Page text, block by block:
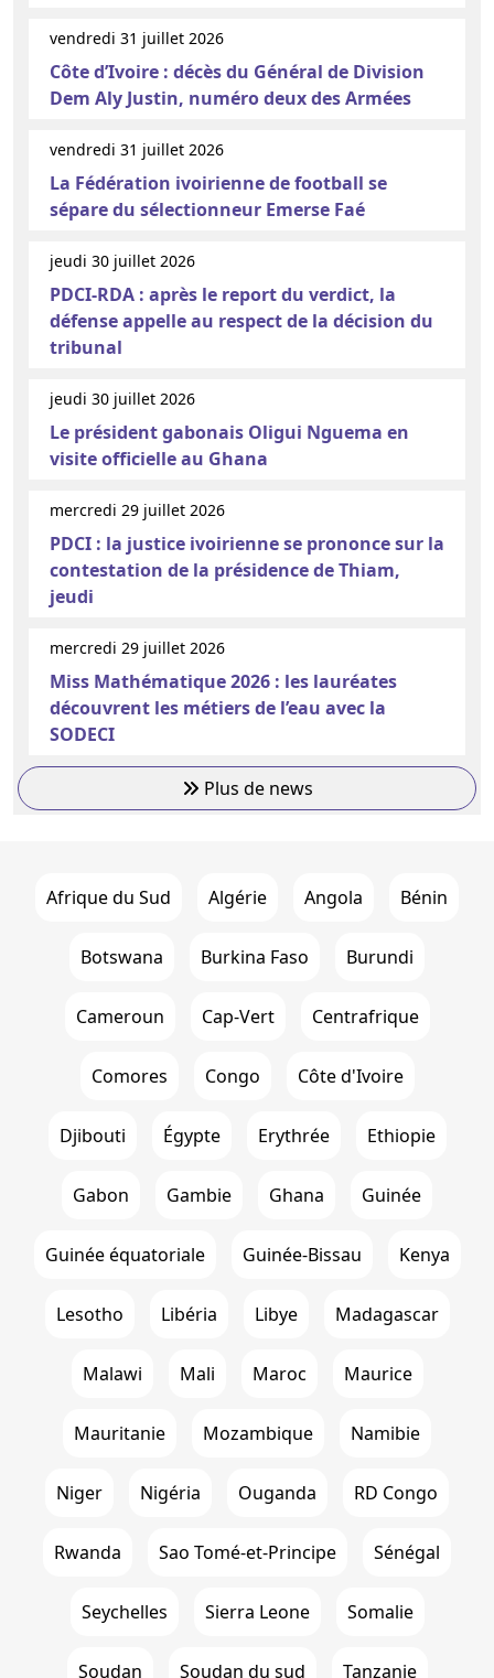
vendredi 31 juillet 2026
Côte d’Ivoire : décès du Général de Division
Dem Aly Justin, numéro deux des Armées
vendredi 31 juillet 2026
La Fédération ivoirienne de football se
sépare du sélectionneur Emerse Faé
jeudi 30 juillet 2026
PDCI-RDA : après le report du verdict, la
défense appelle au respect de la décision du
tribunal
jeudi 30 juillet 2026
Le président gabonais Oligui Nguema en
visite officielle au Ghana
mercredi 29 juillet 2026
PDCI : la justice ivoirienne se prononce sur la
contestation de la présidence de Thiam,
jeudi
mercredi 29 juillet 2026
Miss Mathématique 2026 : les lauréates
découvrent les métiers de l’eau avec la
SODECI
Plus de news
Afrique du Sud Algérie Angola Bénin
Botswana Burkina Faso Burundi
Cameroun Cap-Vert Centrafrique
Comores Congo Côte d'Ivoire
Djibouti Égypte Erythrée Ethiopie
Gabon Gambie Ghana Guinée
Guinée équatoriale Guinée-Bissau Kenya
Lesotho Libéria Libye Madagascar
Malawi Mali Maroc Maurice
Mauritanie Mozambique Namibie
Niger Nigéria Ouganda RD Congo
Rwanda Sao Tomé-et-Principe Sénégal
Seychelles Sierra Leone Somalie
Soudan Soudan du sud Tanzanie